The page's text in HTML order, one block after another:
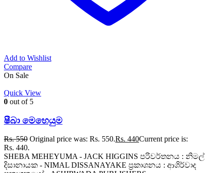
Add to Wishlist
Compare
On Sale
Quick View
0 out of 5
ෂීබා මෙහෙයුම
Rs.550 Original price was: Rs. 550.Rs. 440Current price is:
Rs. 440.
SHEBA MEHEYUMA - JACK HIGGINS පරිවර්තනය : නිමල්
දිසානායක - NIMAL DISSANAYAKE ප්‍රකාශනය : ආශිර්වාද